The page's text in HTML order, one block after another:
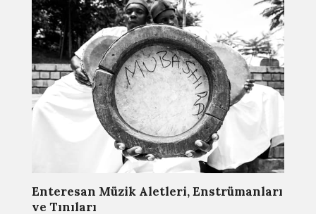
Enteresan Müzik Aletleri, Enstrümanları
ve Tınıları